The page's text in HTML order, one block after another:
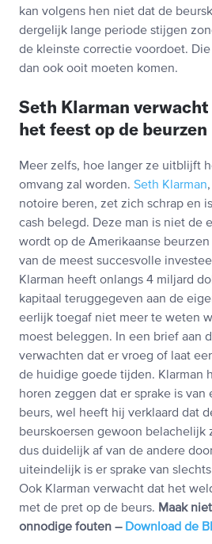
kan volgens hen niet dat de
dergelijk lange periode stijgen
de kleinste correctie voordoet.
dan ook ooit moeten komen.
Seth Klarman verwacht
het feest op de beurzen
Meer zelfs, hoe langer ze uitblijft
omvang zal worden. Seth Klarman
notoire beren, zet zich schrap en
cash belegd. Deze man is niet de
wordt op de Amerikaanse
van de meest succesvolle
Klarman heeft onlangs 4 miljard
kapitaal teruggegeven aan de
eerlijk toegaf niet meer te weten
moest beleggen. In een brief aan
verwachten dat er vroeg of laat
de huidige goede tijden. Klarman
horen zeggen dat er sprake is
beurs, wel heeft hij verklaard dat
beurskoersen gewoon belachelijk
dus duidelijk af van de andere
uiteindelijk is er sprake van
Ook Klarman verwacht dat het
met de pret op de beurs. Maak
onnodige fouten – Download de